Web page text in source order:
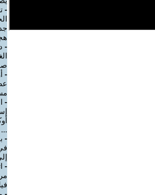
-
-
-
-
...
-
إلى 33
-